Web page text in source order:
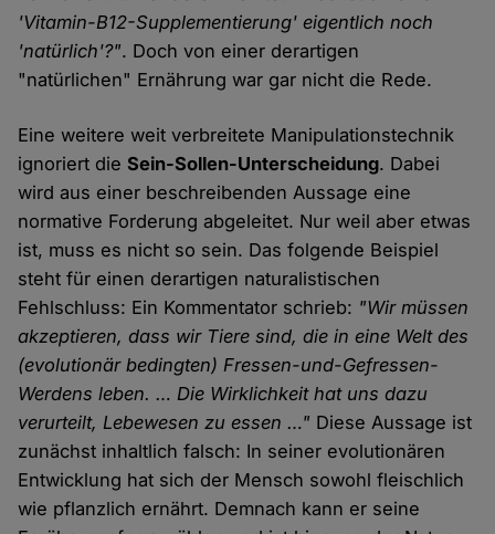
'Vitamin-B12-Supplementierung' eigentlich noch
'natürlich'?". Doch von einer derartigen
"natürlichen" Ernährung war gar nicht die Rede.
Eine weitere weit verbreitete Manipulationstechnik
ignoriert dieSein-Sollen-Unterscheidung. Dabei
wird aus einer beschreibenden Aussage eine
normative Forderung abgeleitet. Nur weil aber etwas
ist, muss es nicht so sein. Das folgende Beispiel
steht für einen derartigen naturalistischen
Fehlschluss: Ein Kommentator schrieb: "Wir müssen
akzeptieren, dass wir Tiere sind, die in eine Welt des
(evolutionär bedingten) Fressen-und-Gefressen-
Werdens leben. … Die Wirklichkeit hat uns dazu
verurteilt, Lebewesen zu essen …" Diese Aussage ist
zunächst inhaltlich falsch: In seiner evolutionären
Entwicklung hat sich der Mensch sowohl fleischlich
wie pflanzlich ernährt. Demnach kann er seine